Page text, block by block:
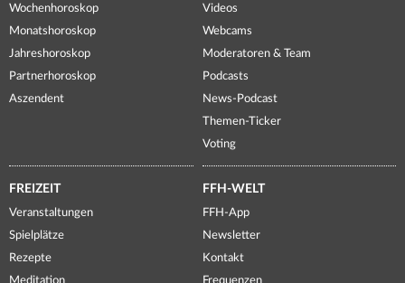
Wochenhoroskop
Monatshoroskop
Jahreshoroskop
Partnerhoroskop
Aszendent
Videos
Webcams
Moderatoren & Team
Podcasts
News-Podcast
Themen-Ticker
Voting
FREIZEIT
Veranstaltungen
Spielplätze
Rezepte
Meditation
FFH-WELT
FFH-App
Newsletter
Kontakt
Frequenzen